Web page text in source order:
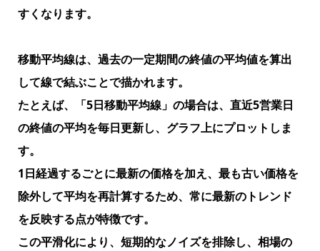
すくなります。
移動平均線は、過去の一定期間の終値の平均値を算出
して線で結ぶことで描かれます。
たとえば、「5日移動平均線」の場合は、直近5営業日
の終値の平均を毎日更新し、グラフ上にプロットしま
す。
1日経過するごとに最新の価格を加え、最も古い価格を
除外して平均を再計算するため、常に最新のトレンド
を反映する点が特徴です。
この平滑化により、短期的なノイズを排除し、相場の